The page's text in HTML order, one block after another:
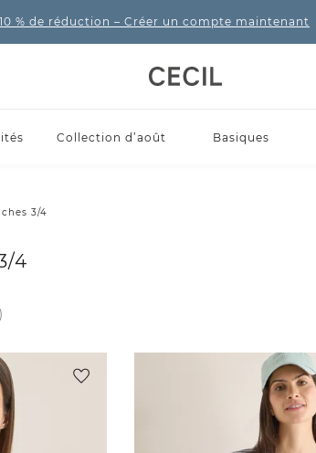
% de réduction – Créer un compte maintenant
Collection d’août Basiques
3/4
4